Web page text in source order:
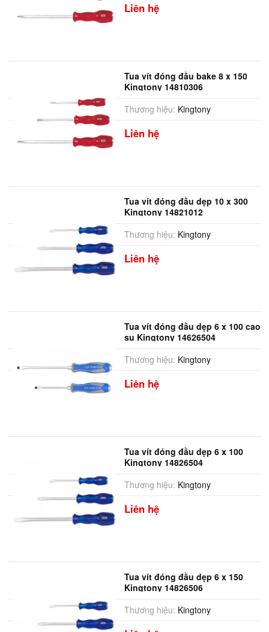
Liên hệ
Tua vít đóng đầu bake 8 x 150
Kingtony 14810306
Thương hiệu: Kingtony
Liên hệ
Tua vít đóng đầu dẹp 10 x 300
Kingtony 14821012
Thương hiệu: Kingtony
Liên hệ
Tua vít đóng đầu dẹp 6 x 100 cao
su Kingtony 14626504
Thương hiệu: Kingtony
Liên hệ
Tua vít đóng đầu dẹp 6 x 100
Kingtony 14826504
Thương hiệu: Kingtony
Liên hệ
Tua vít đóng đầu dẹp 6 x 150
Kingtony 14826506
Thương hiệu: Kingtony